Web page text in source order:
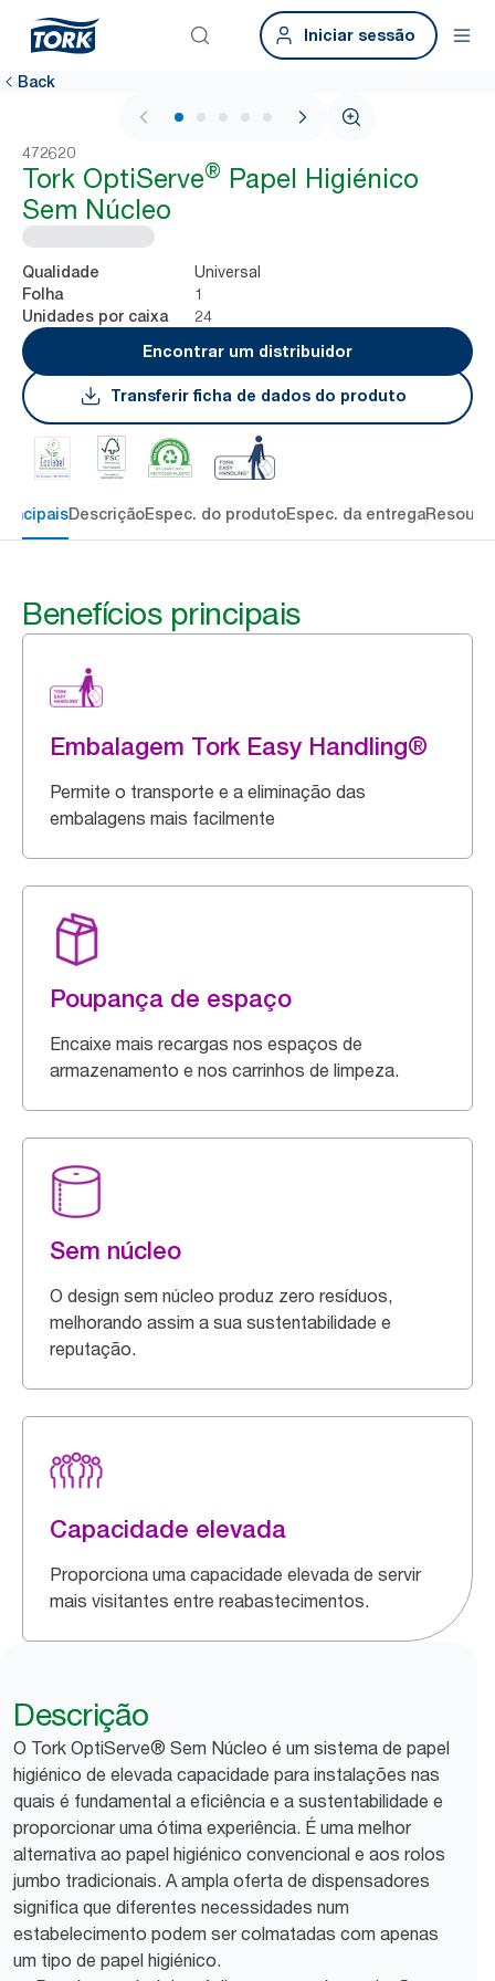
Iniciar sessão
Back
1 / 5
472620
Tork OptiServe® Papel Higiénico
Sem Núcleo
Qualidade Universal
Folha 1
Unidades por caixa
24
Encontrar um distribuidor
Transferir ficha de dados do produto
DescriçãoEspec. do produtoEspec. da entrega
Benefícios principais
Embalagem Tork Easy Handling®
Permite o transporte e a eliminação das
embalagens mais facilmente
Poupança de espaço
Encaixe mais recargas nos espaços de
armazenamento e nos carrinhos de limpeza.
Sem núcleo
O design sem núcleo produz zero resíduos,
melhorando assim a sua sustentabilidade e
reputação.
Capacidade elevada
Proporciona uma capacidade elevada de servir
mais visitantes entre reabastecimentos.
Descrição
O Tork OptiServe® Sem Núcleo é um sistema de papel
higiénico de elevada capacidade para instalações nas
quais é fundamental a eficiência e a sustentabilidade e
proporcionar uma ótima experiência. É uma melhor
alternativa ao papel higiénico convencional e aos rolos
jumbo tradicionais. A ampla oferta de dispensadores
significa que diferentes necessidades num
estabelecimento podem ser colmatadas com apenas
um tipo de papel higiénico.